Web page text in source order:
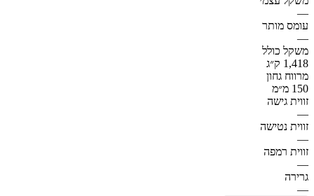
—
עומס מותר
—
משקל כולל
1,418 ק״ג
מרווח גחון
150 מ״מ
זווית גישה
—
זווית נטישה
—
זווית רמפה
—
גרירה
—